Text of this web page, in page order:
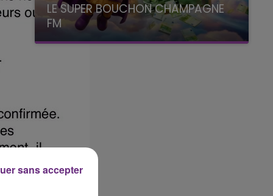
LE SUPER BOUCHON CHAMPAGNE
FM
avec La Famille Champagne FM, à 8H10
sans accepter